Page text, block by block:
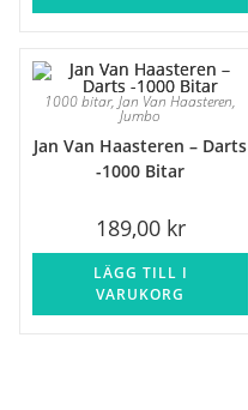
1000 bitar, Jan Van Haasteren,
Jumbo
Jan Van Haasteren – Darts
-1000 Bitar
189,00 kr
LÄGG TILL I
VARUKORG